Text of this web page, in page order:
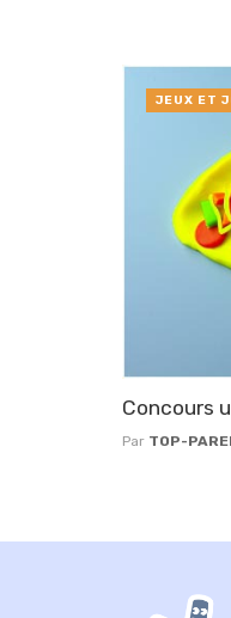
Concours
Par TOP-
JEUX ET